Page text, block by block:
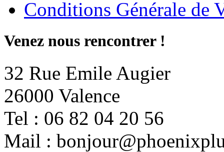
Conditions Générale de
Venez nous rencontrer !
32 Rue Emile Augier
26000 Valence
Tel : 06 82 04 20 56
Mail :